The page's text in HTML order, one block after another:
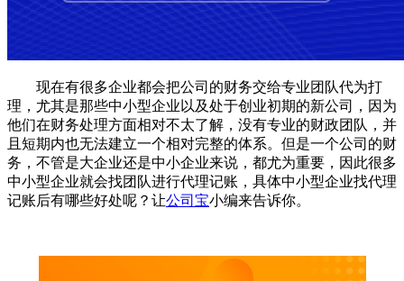
现在有很多企业都会把公司的财务交给专业团队代为打
理，尤其是那些中小型企业以及处于创业初期的新公司，因为
他们在财务处理方面相对不太了解，没有专业的财政团队，并
且短期内也无法建立一个相对完整的体系。但是一个公司的财
务，不管是大企业还是中小企业来说，都尤为重要，因此很多
中小型企业就会找团队进行代理记账，具体中小型企业找代理
记账后有哪些好处呢？让公司宝小编来告诉你。